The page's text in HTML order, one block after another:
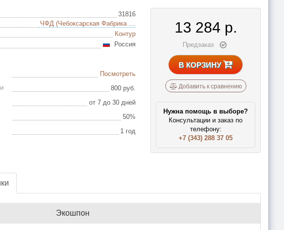
31816
ЧФД (Чебоксарская Фабрика Дверей)
Контур
Россия
Посмотреть
800 руб.
от 7 до 30 дней
50%
1 год
13 284 р.
Предзаказ
В КОРЗИНУ
Добавить к сравнению
Нужна помощь в выборе?
Консультации и заказ по
телефону:
+7 (343) 288 37 05
Экошпон